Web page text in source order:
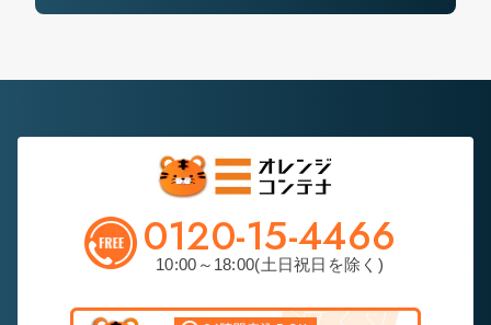
0120-15-4466
10:00～18:00(土日祝日を除く)